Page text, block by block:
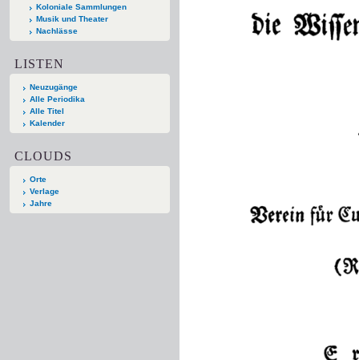
Koloniale Sammlungen
Musik und Theater
Nachlässe
LISTEN
Neuzugänge
Alle Periodika
Alle Titel
Kalender
CLOUDS
Orte
Verlage
Jahre